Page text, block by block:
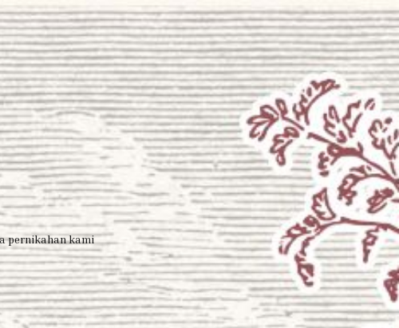
pernikahan kami
Dan di antara tanda-tanda (kebesaran)-Nya ialah
Dia menciptakan pasangan-pasangan untukmu
dari jenismu sendiri, agar kamu cenderung dan
merasa tenteram kepadanya, dan Dia menjadikan
di antaramu rasa kasih dan sayang. Sungguh, pada
yang demikian itu benar-benar terdapat tanda-
tanda (kebesaran Allah) bagi kaum yang berpikir
(QS. Ar-Rum Ayat 21)